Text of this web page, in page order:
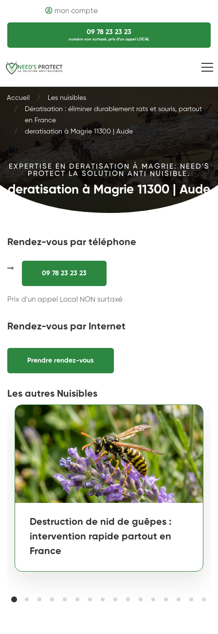
mon compte
09 78 23 23 23
numéro non surtaxé, prix d’un appel LOCAL
Accueil
Les nuisibles
Dératisation : éliminer durablement rats et souris, partout
en France
deratisation à Magrie 11300 | Aude
EXPERTISE EN DERATISATION À MAGRIE: NEED'S
PROTECT LA SOLUTION ANTI NUISIBLE.
deratisation à Magrie 11300 | Aude
Rendez-vous par téléphone
09 78 23 23 23
Prix d'un appel Local NON surtaxé
Rendez-vous par Internet
Prendre rendez-vous
Les autres Nuisibles
Destruction de nid de guêpes :
intervention rapide partout en
France